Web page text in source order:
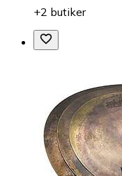
+2 butiker